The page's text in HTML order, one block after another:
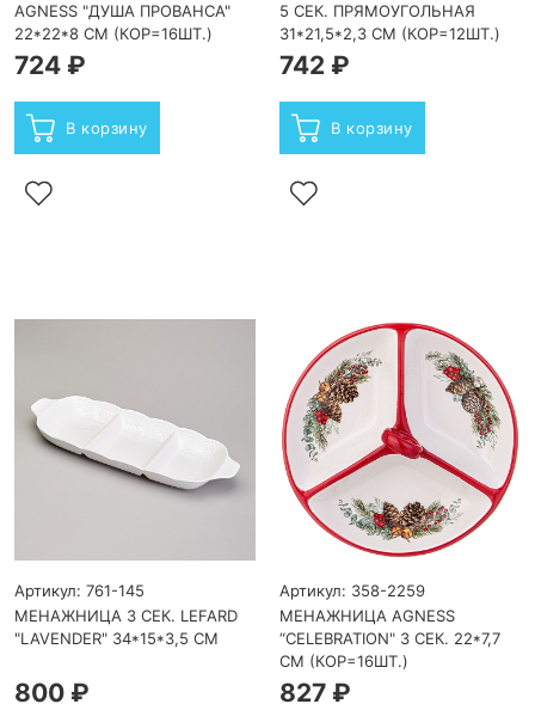
AGNESS "ДУША ПРОВАНСА"
22*22*8 СМ (КОР=16ШТ.)
724 ₽
В корзину
5 СЕК. ПРЯМОУГОЛЬНАЯ
31*21,5*2,3 СМ (КОР=12ШТ.)
742 ₽
В корзину
Артикул: 761-145
МЕНАЖНИЦА 3 СЕК. LEFARD
"LAVENDER" 34*15*3,5 СМ
800 ₽
Артикул: 358-2259
МЕНАЖНИЦА AGNESS
“CELEBRATION" 3 СЕК. 22*7,7
СМ (КОР=16ШТ.)
827 ₽